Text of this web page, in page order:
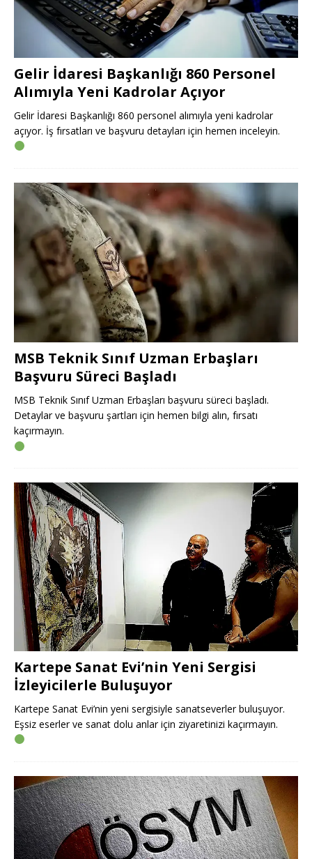
Gelir İdaresi Başkanlığı 860 Personel
Alımıyla Yeni Kadrolar Açıyor
Gelir İdaresi Başkanlığı 860 personel alımıyla yeni kadrolar
açıyor. İş fırsatları ve başvuru detayları için hemen inceleyin.
MSB Teknik Sınıf Uzman Erbaşları
Başvuru Süreci Başladı
MSB Teknik Sınıf Uzman Erbaşları başvuru süreci başladı.
Detaylar ve başvuru şartları için hemen bilgi alın, fırsatı
kaçırmayın.
Kartepe Sanat Evi’nin Yeni Sergisi
İzleyicilerle Buluşuyor
Kartepe Sanat Evi’nin yeni sergisiyle sanatseverler buluşuyor.
Eşsiz eserler ve sanat dolu anlar için ziyaretinizi kaçırmayın.